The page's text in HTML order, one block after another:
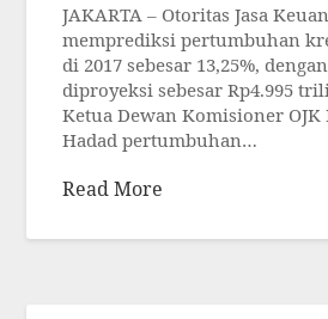
JAKARTA – Otoritas Jasa
memprediksi pertumbuhan
di 2017 sebesar 13,25%,
diproyeksi sebesar Rp4.995
Ketua Dewan Komisioner
Hadad pertumbuhan…
Read More